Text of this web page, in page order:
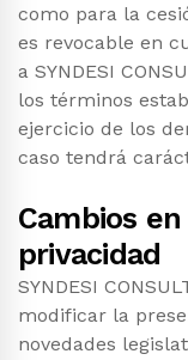
como para la
es revocable en
a SYNDESI
los términos
ejercicio de los
caso tendrá
Cambios
privacidad
SYNDESI
modificar la
novedades